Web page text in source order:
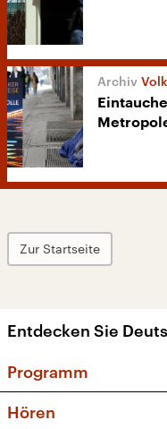
Zur Startseite
Entdecken Sie
Programm
Hören